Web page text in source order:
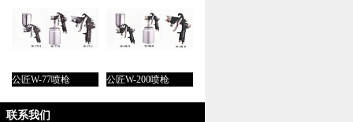
公匠W-77喷枪 公匠W-200喷枪
联系我们